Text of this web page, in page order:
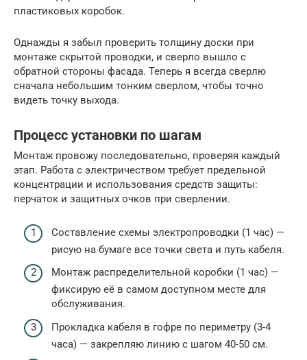
пластиковых коробок.
Однажды я забыл проверить толщину доски при
монтаже скрытой проводки, и сверло вышло с
обратной стороны фасада. Теперь я всегда сверлю
сначала небольшим тонким сверлом, чтобы точно
видеть точку выхода.
Процесс установки по шагам
Монтаж провожу последовательно, проверяя каждый
этап. Работа с электричеством требует предельной
концентрации и использования средств защиты:
перчаток и защитных очков при сверлении.
Составление схемы электропроводки (1 час) —
рисую на бумаге все точки света и путь кабеля.
Монтаж распределительной коробки (1 час) —
фиксирую её в самом доступном месте для
обслуживания.
Прокладка кабеля в гофре по периметру (3-4
часа) — закрепляю линию с шагом 40-50 см.